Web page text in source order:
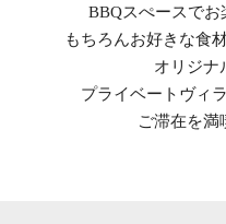
BBQスぺースでお
もちろんお好きな食
オリジナ
プライベートヴィ
ご滞在を満